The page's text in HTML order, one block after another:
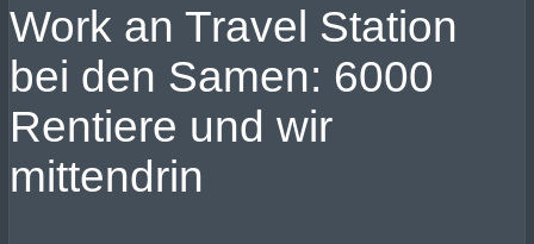
Work an Travel Station
bei den Samen: 6000
Rentiere und wir
mittendrin